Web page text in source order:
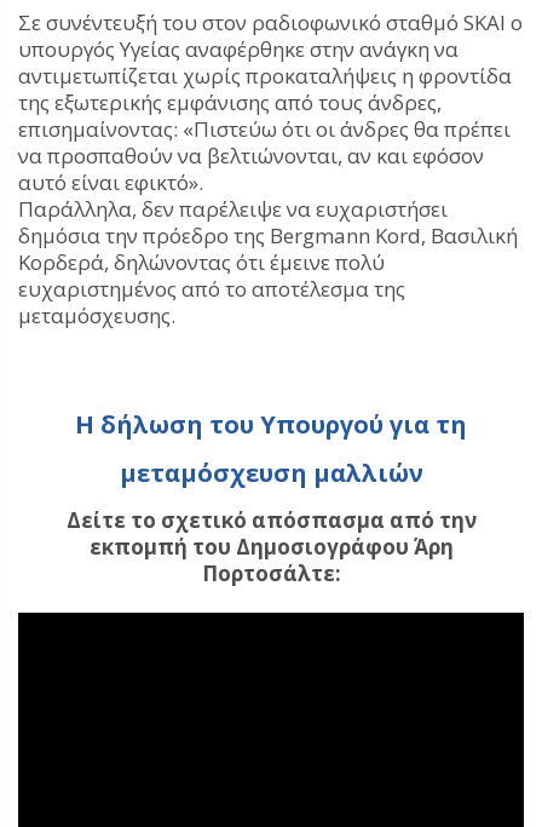
Σε συνέντευξή του στον ραδιοφωνικό σταθμό SKAI ο
υπουργός Υγείας αναφέρθηκε στην ανάγκη να
αντιμετωπίζεται χωρίς προκαταλήψεις η φροντίδα
της εξωτερικής εμφάνισης από τους άνδρες,
επισημαίνοντας: «Πιστεύω ότι οι άνδρες θα πρέπει
να προσπαθούν να βελτιώνονται, αν και εφόσον
αυτό είναι εφικτό».
Παράλληλα, δεν παρέλειψε να ευχαριστήσει
δημόσια την πρόεδρο της Bergmann Kord, Βασιλική
Κορδερά, δηλώνοντας ότι έμεινε πολύ
ευχαριστημένος από το αποτέλεσμα της
μεταμόσχευσης.
Η δήλωση του Υπουργού για τη
μεταμόσχευση μαλλιών
Δείτε το σχετικό απόσπασμα από την
εκπομπή του Δημοσιογράφου Άρη
Πορτοσάλτε: